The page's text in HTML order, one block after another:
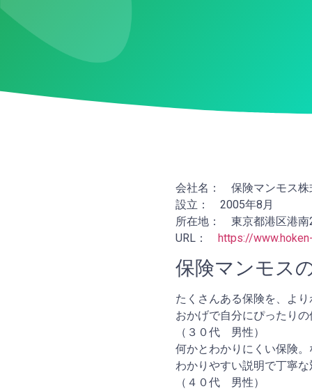
会社名： 保険マンモス株
設立： 2005年8月
所在地： 東京都港区港南
URL： https://
保険マンモス
たくさんある保険を、よ
おかげで自分にぴったり
（３０代 男性）
何かとわかりにくい保険
わかりやすい説明で丁寧
（４０代 男性）